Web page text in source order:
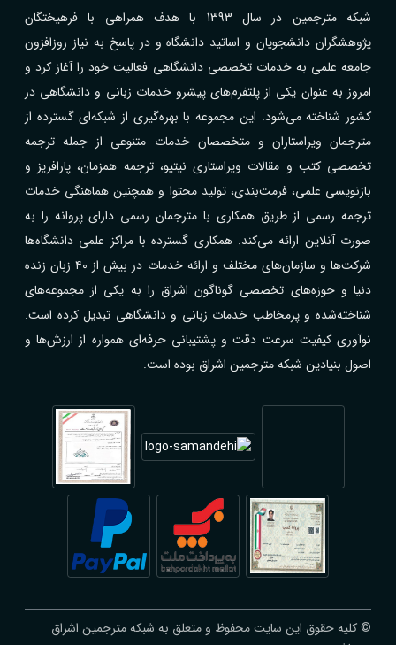
شبکه مترجمین در سال 1393 با هدف همراهی با فرهیختگان
پژوهشگران دانشجویان و اساتید دانشگاه و در پاسخ به نیاز روزافزون
جامعه علمی به خدمات تخصصی دانشگاهی فعالیت خود را آغاز کرد و
امروز به عنوان یکی از پلتفرم‌های پیشرو خدمات زبانی و دانشگاهی در
کشور شناخته می‌شود. این مجموعه با بهره‌گیری از شبکه‌ای گسترده از
مترجمان ویراستاران و متخصصان خدمات متنوعی از جمله ترجمه
تخصصی کتب و مقالات ویراستاری نیتیو، ترجمه همزمان، پارافریز و
بازنویسی علمی، فرمت‌بندی، تولید محتوا و همچنین هماهنگی خدمات
ترجمه رسمی از طریق همکاری با مترجمان رسمی دارای پروانه را به
صورت آنلاین ارائه می‌کند. همکاری گسترده با مراکز علمی دانشگاه‌ها
شرکت‌ها و سازمان‌های مختلف و ارائه خدمات در بیش از ۴۰ زبان زنده
دنیا و حوزه‌های تخصصی گوناگون اشراق را به یکی از مجموعه‌های
شناخته‌شده و پرمخاطب خدمات زبانی و دانشگاهی تبدیل کرده است.
نوآوری کیفیت سرعت دقت و پشتیبانی حرفه‌ای همواره از ارزش‌ها و
اصول بنیادین شبکه مترجمین اشراق بوده است.
© کلیه حقوق این سایت محفوظ و متعلق به شبکه مترجمین اشراق